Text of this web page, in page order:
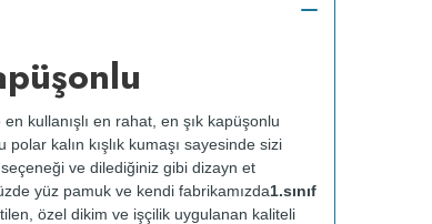
kullanışlı en rahat, en şık kapüşonlu
polar kalın kışlık kumaşı sayesinde sizi
ve dilediğiniz gibi dizayn et
yüz pamuk ve kendi fabrikamızda1.sınıf
özel dikim ve işçilik uygulanan kaliteli